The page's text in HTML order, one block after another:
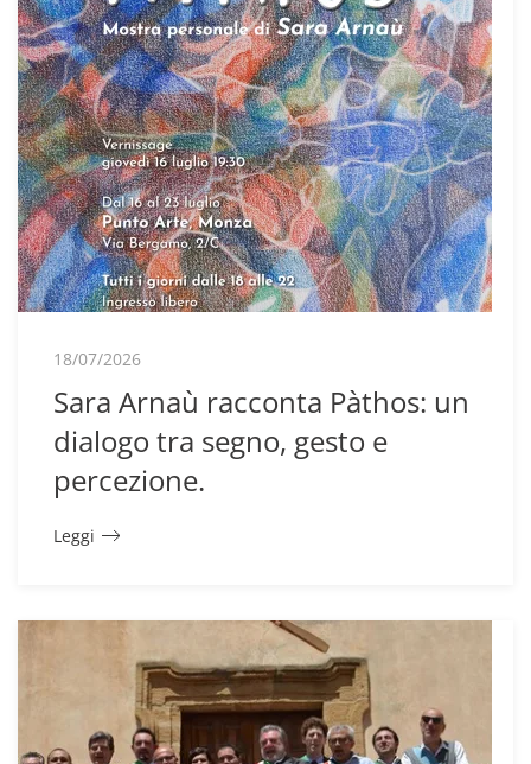
18/07/2026
Sara Arnaù racconta Pàthos: un
dialogo tra segno, gesto e
percezione.
Leggi